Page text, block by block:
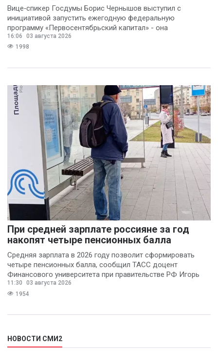
Вице‑спикер Госдумы Борис Чернышов выступил с
инициативой запустить ежегодную федеральную
программу «Первосентябрьский капитал» - она
предполагает
16:06
03 августа 2026
1998
При средней зарплате россияне за год
накопят четыре пенсионных балла
Средняя зарплата в 2026 году позволит сформировать
четыре пенсионных балла, сообщил ТАСС доцент
Финансового университета при правительстве РФ Игорь
Балынин.
11:30
03 августа 2026
1954
НОВОСТИ СМИ2